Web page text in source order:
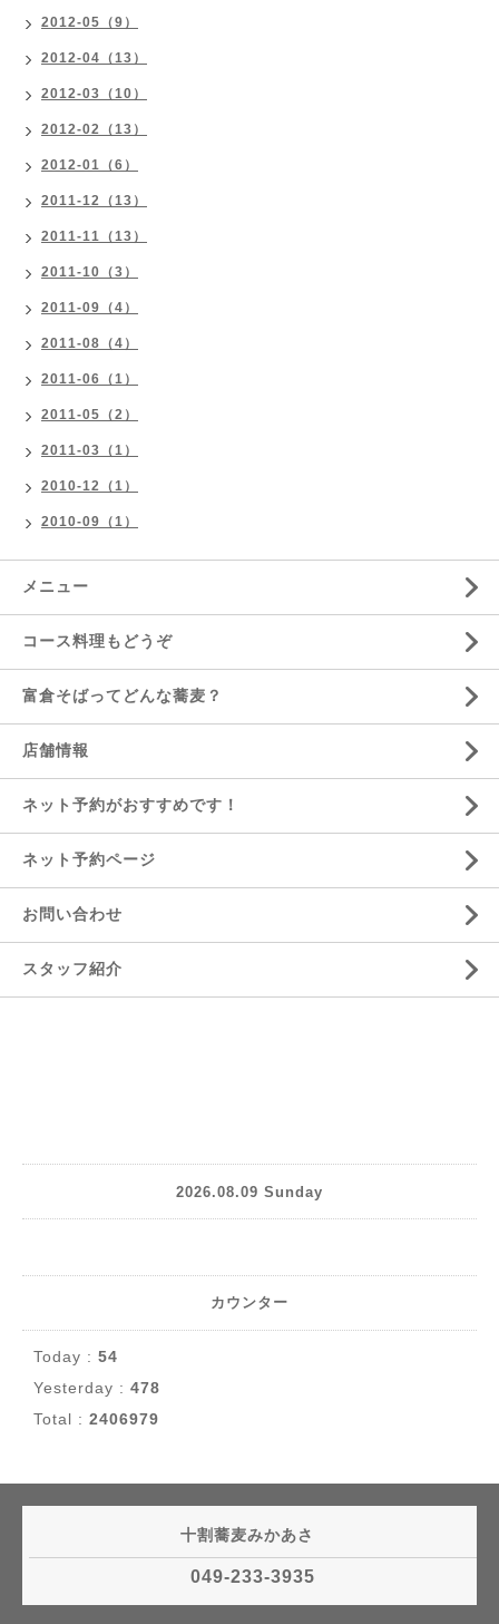
2012-05（9）
2012-04（13）
2012-03（10）
2012-02（13）
2012-01（6）
2011-12（13）
2011-11（13）
2011-10（3）
2011-09（4）
2011-08（4）
2011-06（1）
2011-05（2）
2011-03（1）
2010-12（1）
2010-09（1）
メニュー
コース料理もどうぞ
富倉そばってどんな蕎麦？
店舗情報
ネット予約がおすすめです！
ネット予約ページ
お問い合わせ
スタッフ紹介
2026.08.09 Sunday
カウンター
Today : 54
Yesterday : 478
Total : 2406979
十割蕎麦みかあさ
049-233-3935